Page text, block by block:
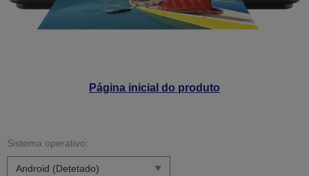
Página inicial do produto
Sistema operativo: